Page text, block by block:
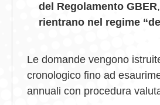
del Regolamento GBER
rientrano nel regime
Le domande vengono
cronologico fino ad
annuali con procedura